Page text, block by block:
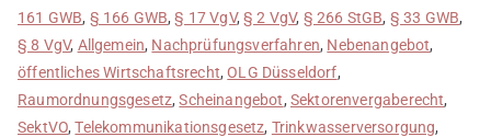
161 GWB, § 166 GWB,§ 17 VgV,§ 2 VgV, § 266 StGB, § 33 GWB,
§ 8 VgV, Allgemein, Nachprüfungsverfahren, Nebenangebot,
öffentliches Wirtschaftsrecht,OLG Düsseldorf,
Raumordnungsgesetz,Scheinangebot, Sektorenvergaberecht,
SektVO,Telekommunikationsgesetz, Trinkwasserversorgung,